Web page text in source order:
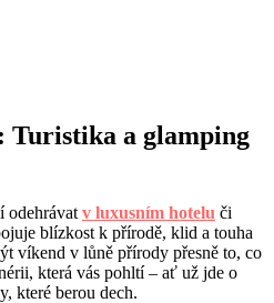
Turistika a glamping
odehrávat v luxusním hotelu či
blízkost k přírodě, klid a touha
víkend v lůně přírody přesně to, co
která vás pohltí – ať už jde o
které berou dech.